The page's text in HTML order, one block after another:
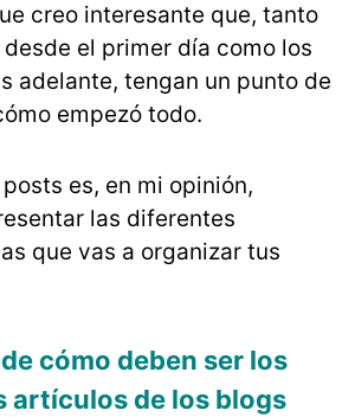
creo interesante que, tanto
el primer día como los
adelante, tengan un punto de
empezó todo.
es, en mi opinión,
las diferentes
que vas a organizar tus
cómo deben ser los
artículos de los blogs